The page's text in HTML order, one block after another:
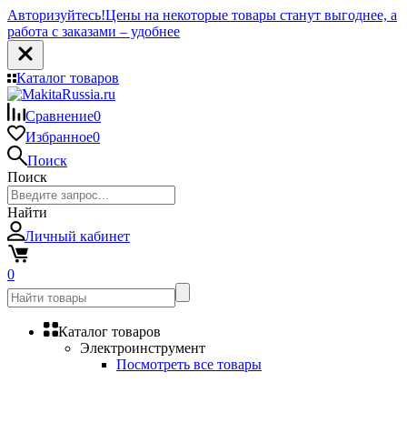
Авторизуйтесь!Цены на некоторые товары станут выгоднее, а
работа с заказами – удобнее
Каталог товаров
Сравнение0
Избранное0
Поиск
Поиск
Найти
Личный кабинет
0
Каталог товаров
Электроинструмент
Посмотреть все товары